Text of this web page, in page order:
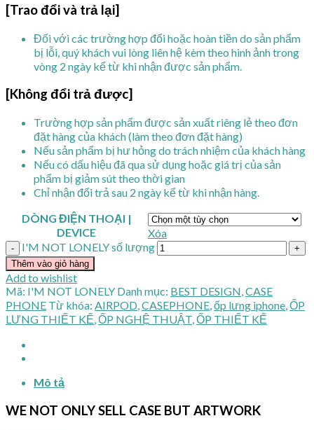
[Trao đổi và trả lại]
Đối với các trường hợp đổi hoặc hoàn tiền do sản phẩm
bị lỗi, quý khách vui lòng liên hệ kèm theo hình ảnh trong
vòng 2 ngày kể từ khi nhận được sản phẩm.
[Không đổi trả được]
Trường hợp sản phẩm được sản xuất riêng lẻ theo đơn
đặt hàng của khách (làm theo đơn đặt hàng)
Nếu sản phẩm bị hư hỏng do trách nhiệm của khách hàng
Nếu có dấu hiệu đã qua sử dụng hoặc giá trị của sản
phẩm bị giảm sút theo thời gian
Chỉ nhận đổi trả sau 2 ngày kể từ khi nhận hàng.
DÒNG ĐIỆN THOẠI |
DEVICE
Xóa
I'M NOT LONELY số lượng
Thêm vào giỏ hàng
Add to wishlist
Mã: I'M NOT LONELY Danh mục: BEST DESIGN,CASE
PHONE Từ khóa: AIRPOD,CASEPHONE,ốp lưng iphone,ỐP
LƯNG THIẾT KẾ,ỐP NGHỆ THUẬT,ỐP THIẾT KẾ
Mô tả
WE NOT ONLY SELL CASE BUT ARTWORK